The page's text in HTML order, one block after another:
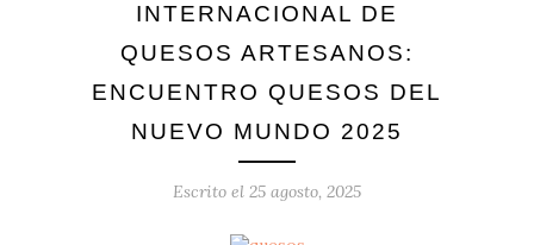
INTERNACIONAL DE
QUESOS ARTESANOS:
ENCUENTRO QUESOS DEL
NUEVO MUNDO 2025
Escrito el 25 agosto, 2025